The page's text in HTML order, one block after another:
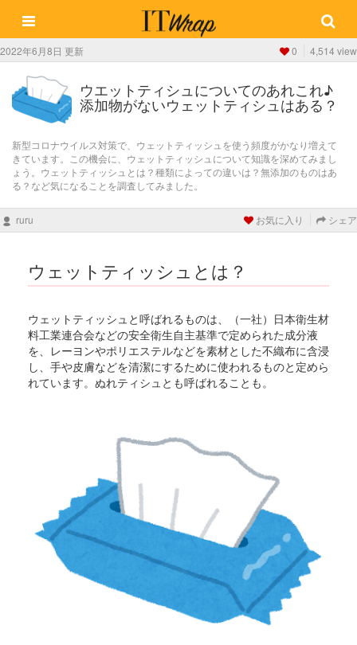
2022年6月8日 更新 0 4,514 view
ウエットティシュについてのあれこれ♪
添加物がないウェットティシュはある？
新型コロナウイルス対策で、ウェットティッシュを使う頻度がかなり増えて
きています。この機会に、ウェットティッシュについて知識を深めてみまし
ょう。ウェットティッシュとは？種類によっての違いは？無添加のものはあ
る？など気になることを調査してみました。
ruru お気に入り シェア
ウェットティッシュとは？
ウェットティッシュと呼ばれるものは、（一社）日本衛生材
料工業連合会などの安全衛生自主基準で定められた成分液
を、レーヨンやポリエステルなどを素材とした不織布に含浸
し、手や皮膚などを清潔にするために使われるものと定めら
れています。ぬれティシュとも呼ばれることも。